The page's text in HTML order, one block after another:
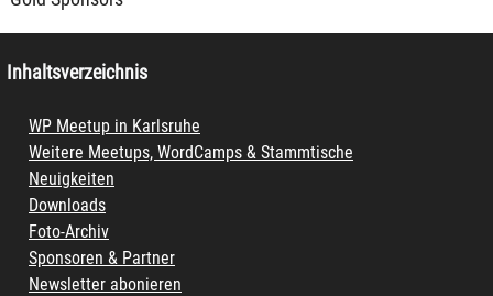
Inhaltsverzeichnis
WP Meetup in Karlsruhe
Weitere Meetups, WordCamps & Stammtische
Neuigkeiten
Downloads
Foto-Archiv
Sponsoren & Partner
Newsletter abonieren